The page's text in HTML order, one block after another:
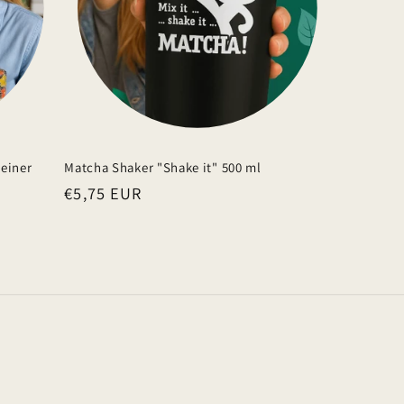
Matcha Shaker "Shake it" 500 ml
Normaler
€5,75 EUR